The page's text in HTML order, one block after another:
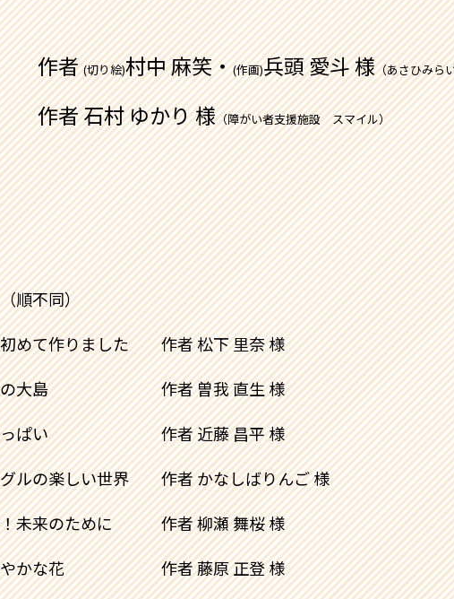
作者(切り絵)村中 麻笑・(作画)兵頭 愛斗 様（あさひみら
作者 石村 ゆかり 様（障がい者支援施設 スマイル）
順不同）
めて作りました 作者 松下 里奈 様
の大島 作者 曽我 直生 様
っぱい 作者 近藤 昌平 様
ルの楽しい世界 作者 かなしばりんご 様
！未来のために 作者 柳瀬 舞桜 様
やかな花 作者 藤原 正登 様